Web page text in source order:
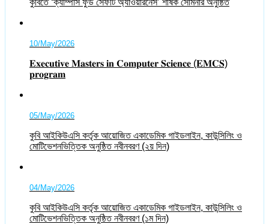
10/May/2026
𝐄𝐱𝐞𝐜𝐮𝐭𝐢𝐯𝐞 𝐌𝐚𝐬𝐭𝐞𝐫𝐬 𝐢𝐧 𝐂𝐨𝐦𝐩𝐮𝐭𝐞𝐫 𝐒𝐜𝐢𝐞𝐧𝐜𝐞 (𝐄𝐌𝐂𝐒)
𝐩𝐫𝐨𝐠𝐫𝐚𝐦
05/May/2026
কুবি আইকিউএসি কর্তৃক আয়োজিত একাডেমিক গাইডলাইন, কাউন্সিলিং ও
মোটিভেশনভিত্তিক অনুষ্ঠিত নবীনবরণ (২য় দিন)
04/May/2026
কুবি আইকিউএসি কর্তৃক আয়োজিত একাডেমিক গাইডলাইন, কাউন্সিলিং ও
মোটিভেশনভিত্তিক অনুষ্ঠিত নবীনবরণ (১ম দিন)